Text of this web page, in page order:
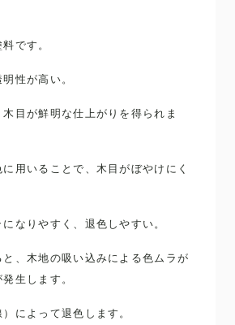
です。
性が高い。
目が鮮明な仕上がりを得られま
用いることで、木目がぼやけにく
なりやすく、退色しやすい。
、木地の吸い込みによる色ムラが
生します。
によって退色します。